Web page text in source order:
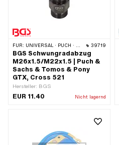
FÜR: UNIVERSAL · PUCH · SACHS 39719
BGS Schwungradabzug
M26x1.5/M22x1.5 | Puch &
Sachs & Tomos & Pony
GTX, Cross 521
Hersteller: BGS
EUR 11.40 Nicht lagernd